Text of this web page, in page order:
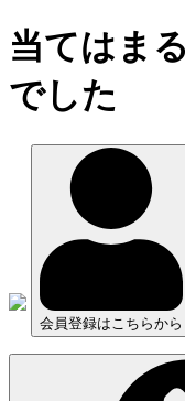
当てはま
でした
会員登録はこちらから